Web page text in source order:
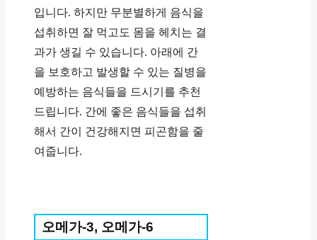
입니다. 하지만 무분별하게 음식을
섭취하면 잘 먹고도 몸을 헤치는 결
과가 생길 수 있습니다. 아래에 간
을 보호하고 발생할 수 있는 질병을
예방하는 음식들을 드시기를 추천
드립니다. 간에 좋은 음식들을 섭취
해서 간이 건강해지면 피곤함을 줄
여줍니다.
오메가-3, 오메가-6